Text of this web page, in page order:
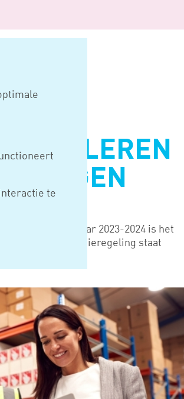
te
het schooljaar 2023-2024 is het
RVO. De subsidieregeling staat